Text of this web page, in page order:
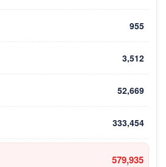
955
3,512
52,669
333,454
579,935